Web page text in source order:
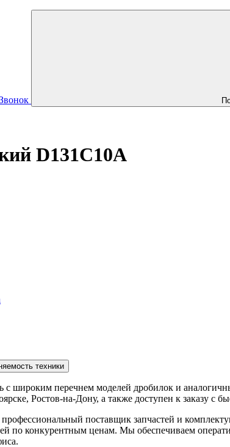
D131C10A
техники
с широким перечнем моделей дробилок и
Ростов-на-Дону, а также доступен к заказу с
поставщик запчастей и
по конкурентным ценам. Мы обеспечиваем